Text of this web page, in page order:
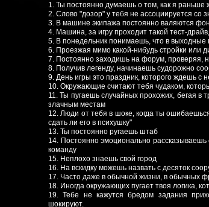
1. Ты постоянно думаешь о том, как я раньше
2. Слово "дозор" у тебя не ассоциируется со
3. В машине экипажа постоянно валяются
4. Машина, за игру проходит такой тест-
5. В понедельник понимаешь, что в выходные
6. Проезжая мимо какой-нибудь стройки или
7. Постоянно заходишь на форум, проверяя,
8. Получив легенду, начинаешь судорожно
9. День игры это праздник, которого ждешь с
10. Окружающие считают тебя чудаком,
11. Ты пугаешь случайных прохожих, бегая в
злачным местам
12. Люди от тебя в шоке, когда ты
сдать ли его в психушку"
13. Ты постоянно ругаешь штаб
14. Постоянно эмоционально рассказываешь
команду
15. Неплохо знаешь свой город
16. На вскидку можешь назвать с десяток
17. Часто даже в обычной жизни, в обычных
18. Иногда окружающих пугает твоя логика,
19. Тебе не кажутся бредом задания
шокируют.